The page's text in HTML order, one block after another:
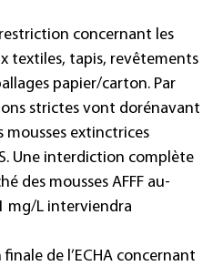
concernant les
textiles, tapis, revêtements
papier/carton. Par
strictes vont dorénavant
mousses extinctrices
Une interdiction complète
des mousses AFFF au-
mg/L interviendra
finale de l’ECHA concernant